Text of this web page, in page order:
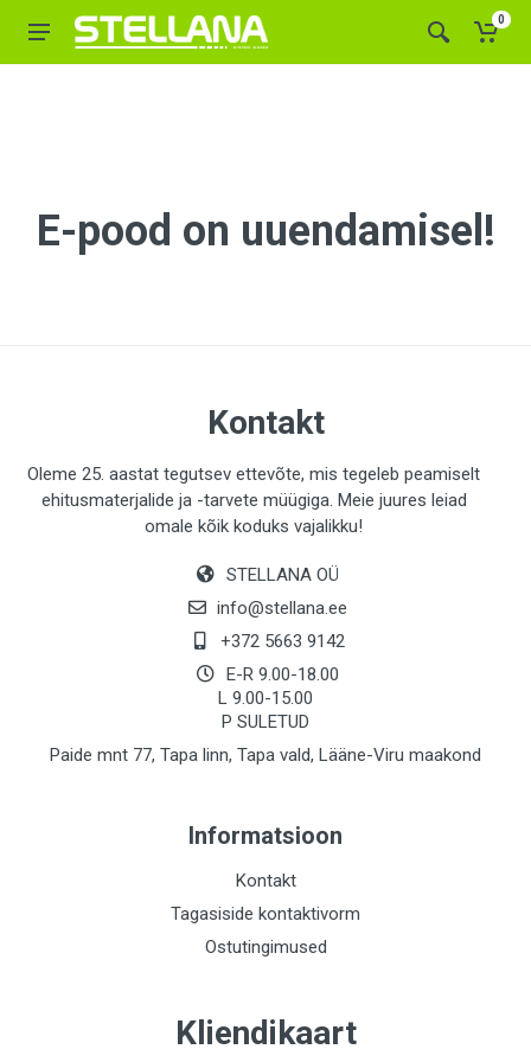
0
E-pood on uuendamisel!
Kontakt
Oleme 25. aastat tegutsev ettevõte, mis tegeleb peamiselt
ehitusmaterjalide ja -tarvete müügiga. Meie juures leiad
omale kõik koduks vajalikku!
STELLANA OÜ
info@stellana.ee
+372 5663 9142
E-R 9.00-18.00
L 9.00-15.00
P SULETUD
Paide mnt 77, Tapa linn, Tapa vald, Lääne-Viru maakond
Informatsioon
Kontakt
Tagasiside kontaktivorm
Ostutingimused
Kliendikaart